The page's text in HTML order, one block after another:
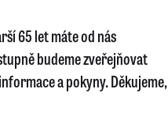
65 let máte od nás
budeme zveřejňovat
a pokyny. Děkujeme,